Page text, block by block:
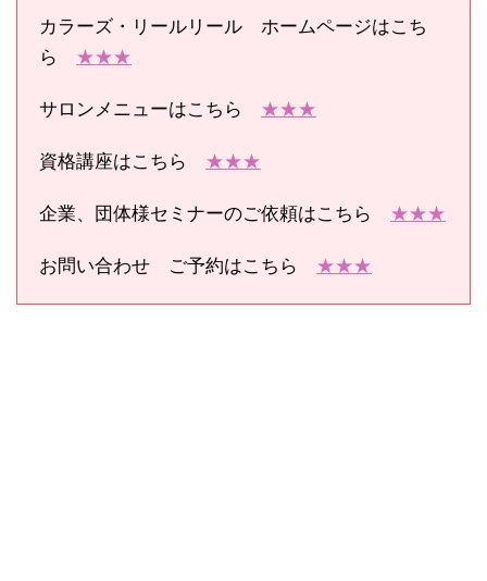
カラーズ・リールリール ホームページはこち
ら ★★★
サロンメニューはこちら ★★★
資格講座はこちら ★★★
企業、団体様セミナーのご依頼はこちら ★★★
お問い合わせ ご予約はこちら ★★★